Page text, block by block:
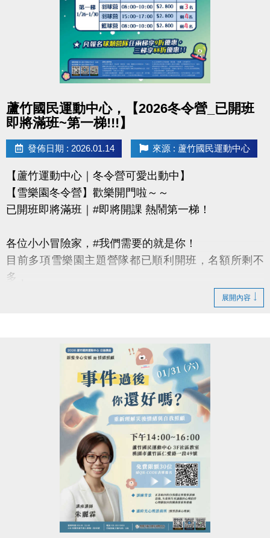
蘆竹國民運動中心，【2026冬令營_已開班
即將滿班~第一梯!!!】
發佈日期 : 2026.01.14 來源 : 蘆竹國民運動中心
【蘆竹運動中心｜冬令營可愛出動中】
【雪樂園冬令營】歡樂開門啦～～
已開班即將滿班｜#即將開課 熱鬧第一梯！
各位小小冒險家，#我們需要的就是你！
目前多項雪樂園主題營隊都已順利開班，名額所剩不
多，
還有部分課程即將開課，只差幾位小小探險家就能啟
快跟著「蘆寶」和「薇薇」一起勇闖雪樂園，
留下最歡樂、最難忘的冬日回憶吧～
【加碼優惠】
凡報名球類營隊任兩梯享9折優惠，三梯享88折優惠!!
【報名資訊】開課前皆可報名，把握最後機會！
報名只到115/1/25(日)請別錯過囉
-洽詢專線：03-2639066 #115、116
-官網 :
展開內容